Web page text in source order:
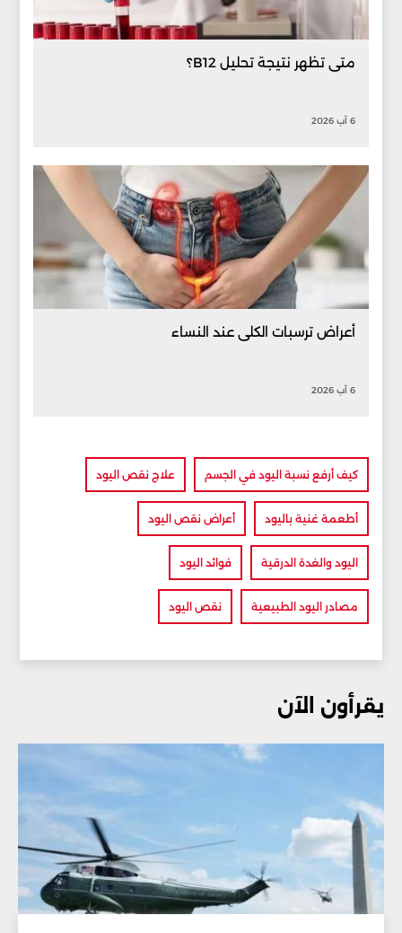
متى تظهر نتيجة تحليل B12؟
6 آب 2026
أعراض ترسبات الكلى عند النساء
6 آب 2026
كيف أرفع نسبة اليود في الجسم علاج نقص اليود
أطعمة غنية باليود أعراض نقص اليود
اليود والغدة الدرقية فوائد اليود
مصادر اليود الطبيعية نقص اليود
يقرأون الآن